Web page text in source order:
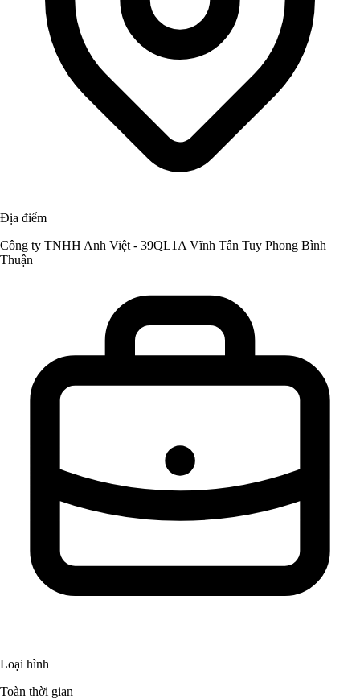
Địa điểm
Công ty TNHH Anh Việt - 39QL1A Vĩnh Tân Tuy Phong Bình
Thuận
Loại hình
Toàn thời gian